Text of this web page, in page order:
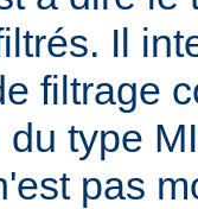
Il
filtrage
type
pas